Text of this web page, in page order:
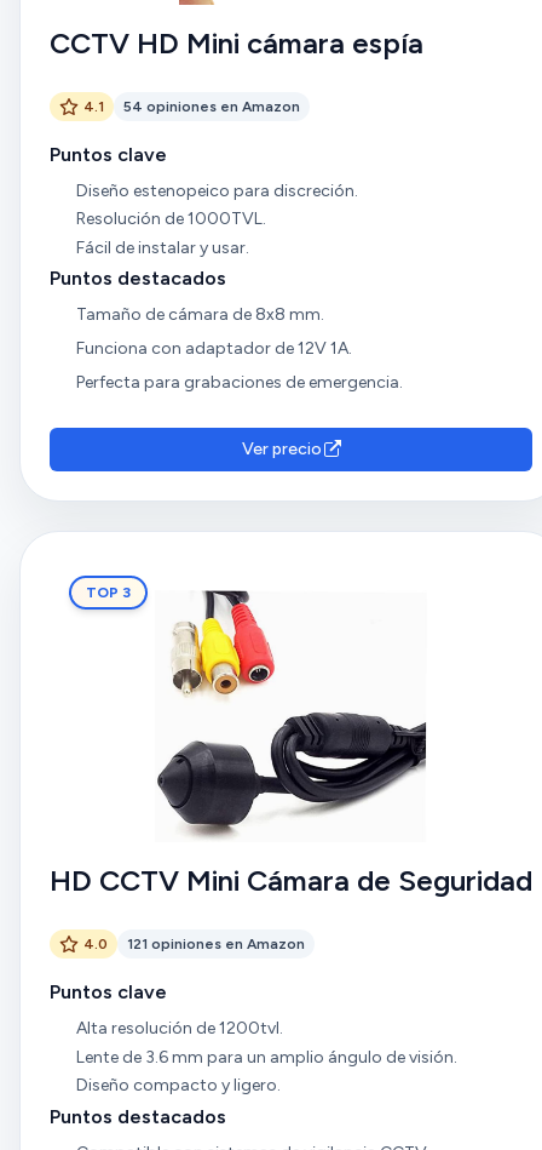
CCTV HD Mini cámara espía
4.1 54 opiniones en Amazon
Puntos clave
Diseño estenopeico para discreción.
Resolución de 1000TVL.
Fácil de instalar y usar.
Puntos destacados
Tamaño de cámara de 8x8 mm.
Funciona con adaptador de 12V 1A.
Perfecta para grabaciones de emergencia.
Ver precio
TOP 3
HD CCTV Mini Cámara de Seguridad
4.0 121 opiniones en Amazon
Puntos clave
Alta resolución de 1200tvl.
Lente de 3.6 mm para un amplio ángulo de visión.
Diseño compacto y ligero.
Puntos destacados